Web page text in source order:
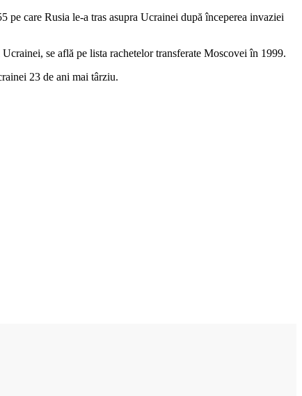
care Rusia le-a tras asupra Ucrainei după începerea invaziei
se află pe lista rachetelor transferate Moscovei în 1999.
23 de ani mai târziu.